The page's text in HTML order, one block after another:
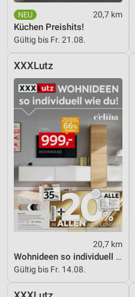
20,7 km
Küchen Preishits!
Gültig bis Fr. 21.08.
XXXLutz
20,7 km
Wohnideen so individuell wie du!
Gültig bis Fr. 14.08.